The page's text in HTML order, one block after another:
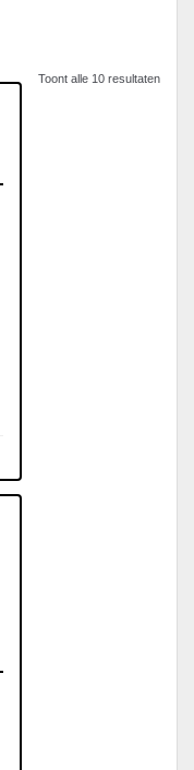
Toont alle 10 resultaten